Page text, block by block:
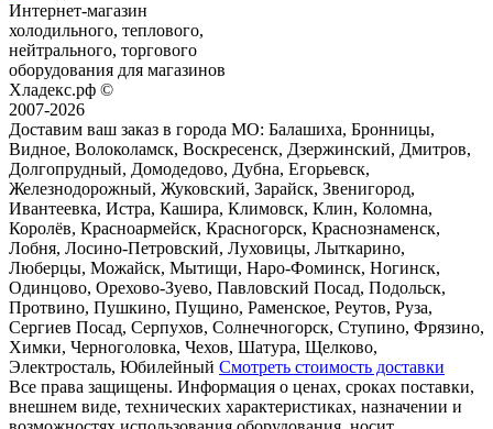
Интернет-магазин
холодильного, теплового,
нейтрального, торгового
оборудования для магазинов
Хладекс.рф ©
2007-2026
Доставим ваш заказ в города МО: Балашиха, Бронницы,
Видное, Волоколамск, Воскресенск, Дзержинский, Дмитров,
Долгопрудный, Домодедово, Дубна, Егорьевск,
Железнодорожный, Жуковский, Зарайск, Звенигород,
Ивантеевка, Истра, Кашира, Климовск, Клин, Коломна,
Королёв, Красноармейск, Красногорск, Краснознаменск,
Лобня, Лосино-Петровский, Луховицы, Лыткарино,
Люберцы, Можайск, Мытищи, Наро-Фоминск, Ногинск,
Одинцово, Орехово-Зуево, Павловский Посад, Подольск,
Протвино, Пушкино, Пущино, Раменское, Реутов, Руза,
Сергиев Посад, Серпухов, Солнечногорск, Ступино, Фрязино,
Химки, Черноголовка, Чехов, Шатура, Щелково,
Электросталь, Юбилейный Смотреть стоимость доставки
Все права защищены. Информация о ценах, сроках поставки,
внешнем виде, технических характеристиках, назначении и